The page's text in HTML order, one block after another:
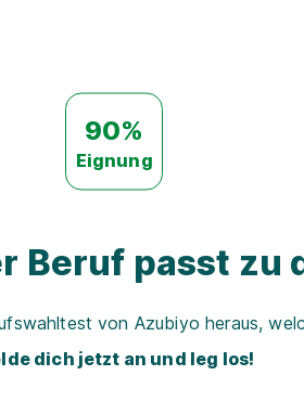
90%
Eignung
Beruf passt zu
von Azubiyo heraus,
dich jetzt an und leg los!